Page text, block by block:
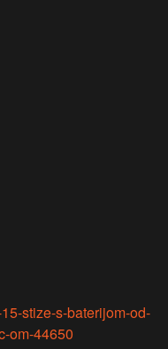
stize-s-baterijom-od-
om-44650